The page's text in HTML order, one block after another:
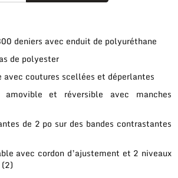
deniers avec enduit de polyuréthane
de polyester
avec coutures scellées et déperlantes
et réversible avec manches
de 2 po sur des bandes contrastantes
avec cordon d’ajustement et 2 niveaux